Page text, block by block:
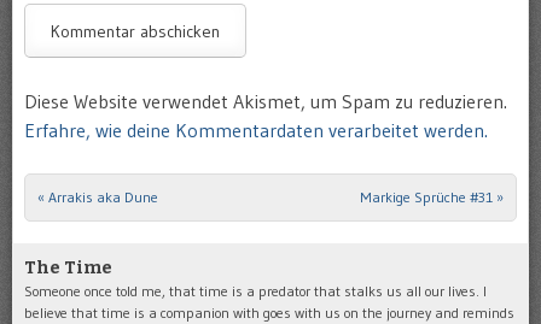
Diese Website verwendet Akismet, um Spam zu reduzieren.
Erfahre, wie deine Kommentardaten verarbeitet werden.
Post navigation
« Arrakis aka Dune Markige Sprüche #31 »
The Time
Someone once told me, that time is a predator that stalks us all our lives. I
believe that time is a companion with goes with us on the journey and reminds